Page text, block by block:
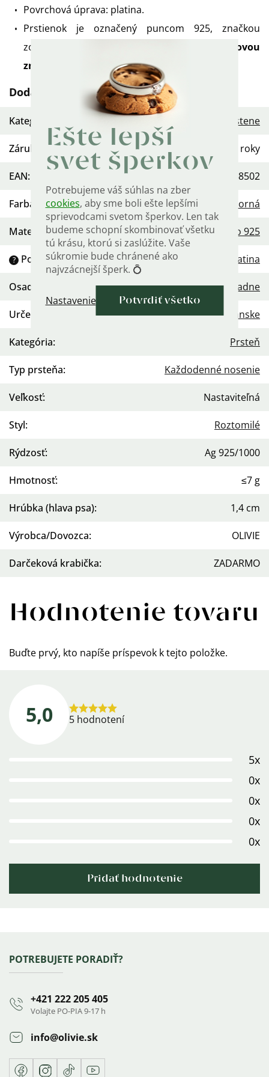
Ešte lepší
svet šperkov
Potrebujeme váš súhlas na zber
cookies, aby sme boli ešte lepšími
sprievodcami svetom šperkov. Len tak
budeme schopní skombinovať všetku
tú krásu, ktorú si zaslúžite. Vaše
súkromie bude chránené ako
najvzácnejší šperk. 💍
Nastavenie Potvrdiť všetko
Povrchová úprava: platina.
Prstienok je označený puncom 925, značkou
zodpovednosti MOL aj
štátnou puncovou
značkou
Dodatočné parametre
Kategória Dámske strieborné prstene
Záruka 2 roky
EAN: 568754458502
Farba Strieborná
Materiál: Striebro 925
? Povrchová úprava: Platina
Osadenie Žiadne
Určenie Dámske, Pánske
Kategória: Prsteň
Typ prsteňa: Každodenné nosenie
Veľkosť: Nastaviteľná
Styl: Roztomilé
Rýdzosť: Ag 925/1000
Hmotnosť: ≤7 g
Hrúbka (hlava psa): 1,4 cm
Výrobca/Dovozca: OLIVIE
Darčeková krabička: ZADARMO
Hodnotenie tovaru
Buďte prvý, kto napíše príspevok k tejto položke.
5,0
Priemerné
5 hodnotení
5x
0x
0x
0x
0x
Pridať hodnotenie
Zápätie
POTREBUJETE PORADIŤ?
+421 222 205 405
Volajte PO-PIA 9-17 h
info@olivie.sk